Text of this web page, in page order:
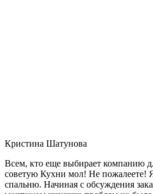
Кристина Шатунова
Всем, кто еще выбирает компанию
советую Кухни мол! Не пожалеете!
спальню. Начиная с обсуждения